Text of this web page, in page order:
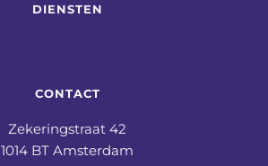
DIENSTEN
CONTACT
Zekeringstraat 42
1014 BT Amsterdam